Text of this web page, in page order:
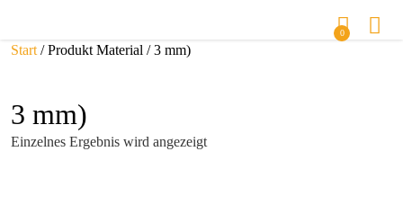
0
Start / Produkt Material / 3 mm)
3 mm)
Einzelnes Ergebnis wird angezeigt